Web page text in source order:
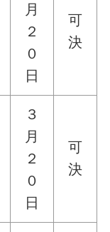
月
２
０
日
可
決
３
月
２
０
日
可
決